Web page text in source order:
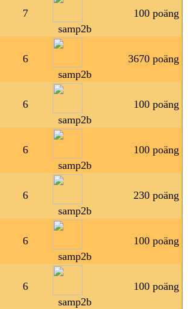
7
samp2b
100 poäng
6
samp2b
3670 poäng
6
samp2b
100 poäng
6
samp2b
100 poäng
6
samp2b
230 poäng
6
samp2b
100 poäng
6
samp2b
100 poäng